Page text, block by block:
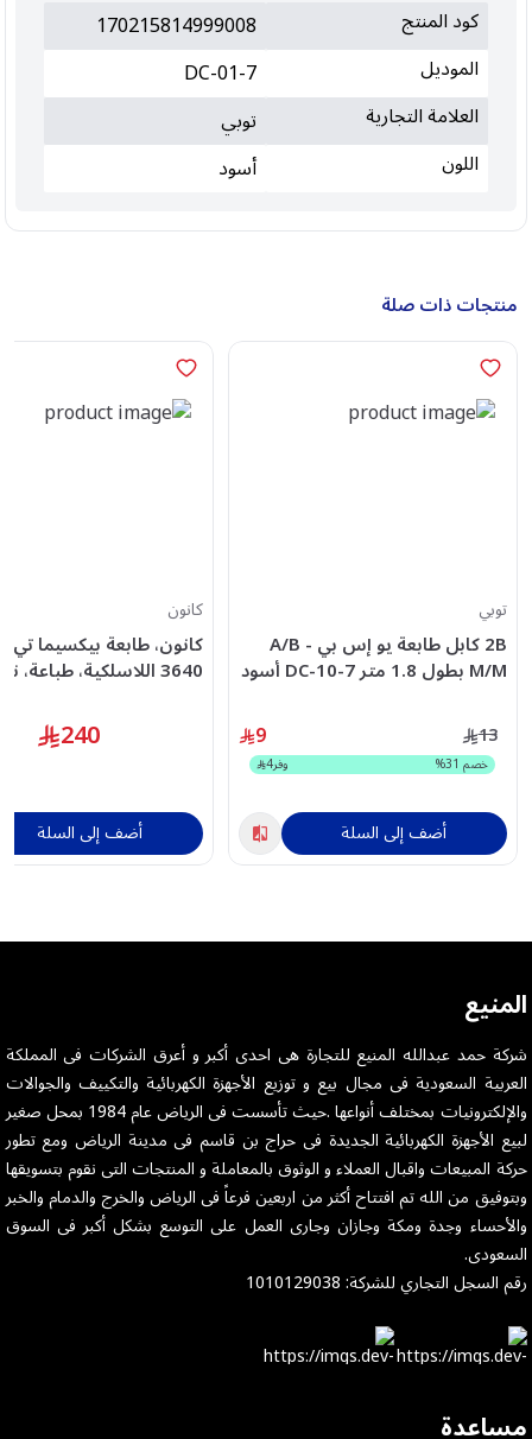
كود المنتج
170215814999008
الموديل
DC-01-7
العلامة التجارية
توبي
اللون
أسود
منتجات ذات صلة
توبي
2B كابل طابعة يو إس بي A/B -
M/M بطول 1.8 متر DC-10-7 أسود
9 13
خصم 31
% وفر4
أضف إلى السلة
كانون
كانون، طابعة بيكسيما
3640 اللاسلكية، طباعة،
240
أضف إلى السلة
المنيع
شركة حمد عبدالله المنيع للتجارة هى احدى أكبر و أعرق الشركات فى المملكة
العربية السعودية فى مجال بيع و توزيع الأجهزة الكهربائية والتكييف والجوالات
والإلكترونيات بمختلف أنواعها .حيث تأسست فى الرياض عام 1984 بمحل صغير
لبيع الأجهزة الكهربائية الجديدة فى حراج بن قاسم فى مدينة الرياض ومع تطور
حركة المبيعات واقبال العملاء و الوثوق بالمعاملة و المنتجات التى نقوم بتسويقها
وبتوفيق من الله تم افتتاح أكثر من اربعين فرعاً فى الرياض والخرج والدمام والخبر
والأحساء وجدة ومكة وجازان وجارى العمل على التوسع بشكل أكبر فى السوق
السعودى.
رقم السجل التجاري للشركة: 1010129038
مساعدة